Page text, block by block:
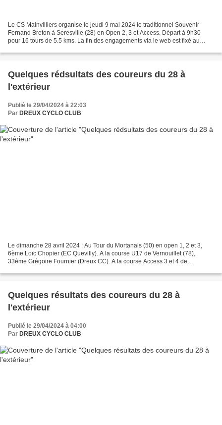
Le CS Mainvilliers organise le jeudi 9 mai 2024 le traditionnel Souvenir
Fernand Breton à Seresville (28) en Open 2, 3 et Access. Départ à 9h30
pour 16 tours de 5.5 kms. La fin des engagements via le web est fixé au
Quelques rédsultats des coureurs du 28 à
l'extérieur
Publié le 29/04/2024 à 22:03
Par DREUX CYCLO CLUB
Le dimanche 28 avril 2024 : Au Tour du Mortanais (50) en open 1, 2 et 3,
6ème Loïc Chopier (EC Quevilly). A la course U17 de Vernouillet (78),
33ème Grégoire Fournier (Dreux CC). A la course Access 3 et 4 de
Quelques résultats des coureurs du 28 à
l'extérieur
Publié le 29/04/2024 à 04:00
Par DREUX CYCLO CLUB